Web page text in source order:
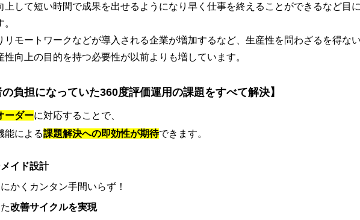
上して短い時間で成果を出せるようになり早く仕事を終えることができるなど目
リモートワークなどが導入される企業が増加するなど、生産性を問わざるを得な
向上の目的を持つ必要性が以前よりも増しています。
負担になっていた360度評価運用の課題をすべて解決】
ーダーに対応することで、
能による課題解決への即効性が期待できます。
イド設計
かくカンタン手間いらず！
改善サイクルを実現